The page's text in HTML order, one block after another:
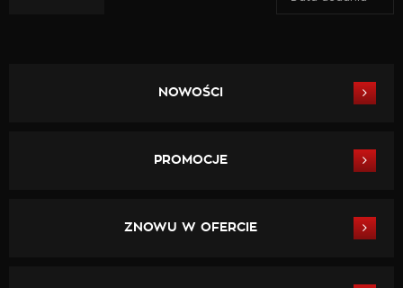
NOWOŚCI
PROMOCJE
ZNOWU W OFERCIE